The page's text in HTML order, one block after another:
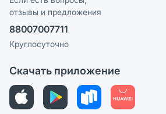
Ваши товары на ЕАПТЕКЕ
Политика конфиденциальности
Пользовательское соглашение
Политика рекомендаций
Этика и соответствие
Политика в отношении обработки
отзывы и предложения
88007007711
Круглосуточно
Скачать приложение